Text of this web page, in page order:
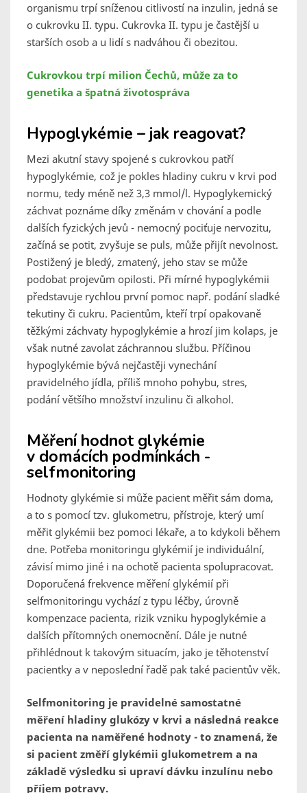
organismu trpí sníženou citlivostí na inzulin, jedná se
o cukrovku II. typu. Cukrovka II. typu je častější u
starších osob a u lidí s nadváhou či obezitou.
Cukrovkou trpí milion Čechů, může za to
genetika a špatná životospráva
Hypoglykémie – jak reagovat?
Mezi akutní stavy spojené s cukrovkou patří
hypoglykémie, což je pokles hladiny cukru v krvi pod
normu, tedy méně než 3,3 mmol/l. Hypoglykemický
záchvat poznáme díky změnám v chování a podle
dalších fyzických jevů - nemocný pociťuje nervozitu,
začíná se potit, zvyšuje se puls, může přijít nevolnost.
Postižený je bledý, zmatený, jeho stav se může
podobat projevům opilosti. Při mírné hypoglykémii
představuje rychlou první pomoc např. podání sladké
tekutiny či cukru. Pacientům, kteří trpí opakovaně
těžkými záchvaty hypoglykémie a hrozí jim kolaps, je
však nutné zavolat záchrannou službu. Příčinou
hypoglykémie bývá nejčastěji vynechání
pravidelného jídla, příliš mnoho pohybu, stres,
podání většího množství inzulinu či alkohol.
Měření hodnot glykémie
v domácích podmínkách -
selfmonitoring
Hodnoty glykémie si může pacient měřit sám doma,
a to s pomocí tzv. glukometru, přístroje, který umí
měřit glykémii bez pomoci lékaře, a to kdykoli během
dne. Potřeba monitoringu glykémií je individuální,
závisí mimo jiné i na ochotě pacienta spolupracovat.
Doporučená frekvence měření glykémií při
selfmonitoringu vychází z typu léčby, úrovně
kompenzace pacienta, rizik vzniku hypoglykémie a
dalších přítomných onemocnění. Dále je nutné
přihlédnout k takovým situacím, jako je těhotenství
pacientky a v neposlední řadě pak také pacientův věk.
Selfmonitoring je pravidelné samostatné
měření hladiny glukózy v krvi a následná reakce
pacienta na naměřené hodnoty - to znamená, že
si pacient změří glykémii glukometrem a na
základě výsledku si upraví dávku inzulínu nebo
příjem potravy.